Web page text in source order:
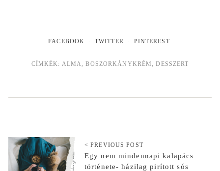
FACEBOOK TWITTER PINTEREST
CÍMKÉK: ALMA,BOSZORKÁNYKRÉM ,DESSZERT
< PREVIOUS POST
Egy nem mindennapi kalapács
története- házilag pirított sós